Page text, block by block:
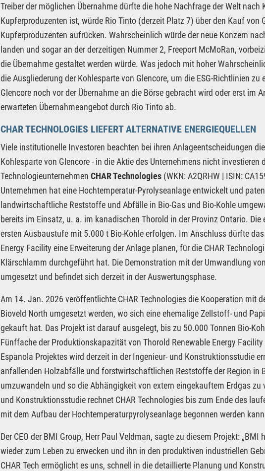
Treiber der möglichen Übernahme dürfte die hohe Nachfrage der Welt nach
Kupferproduzenten ist, würde Rio Tinto (derzeit Platz 7) über den Kauf von
Kupferproduzenten aufrücken. Wahrscheinlich würde der neue Konzern
landen und sogar an der derzeitigen Nummer 2, Freeport McMoRan,
die Übernahme gestaltet werden würde. Was jedoch mit hoher
die Ausgliederung der Kohlesparte von Glencore, um die ESG-Richtlinien
Glencore noch vor der Übernahme an die Börse gebracht wird oder erst im
erwarteten Übernahmeangebot durch Rio Tinto ab.
CHAR TECHNOLOGIES LIEFERT ALTERNATIVE ENERGIEQUELLEN
Viele institutionelle Investoren beachten bei ihren Anlageentscheidungen
Kohlesparte von Glencore - in die Aktie des Unternehmens nicht investieren
Technologieunternehmen CHAR Technologies (WKN: A2QRHW | ISIN:
Unternehmen hat eine Hochtemperatur-Pyrolyseanlage entwickelt und
landwirtschaftliche Reststoffe und Abfälle in Bio-Gas und Bio-Kohle
bereits im Einsatz, u. a. im kanadischen Thorold in der Provinz Ontario.
ersten Ausbaustufe mit 5.000 t Bio-Kohle erfolgen. Im Anschluss dürfte
Energy Facility eine Erweiterung der Anlage planen, für die CHAR
Klärschlamm durchgeführt hat. Die Demonstration mit der Umwandlung
umgesetzt und befindet sich derzeit in der Auswertungsphase.
Am 14. Jan. 2026 veröffentlichte CHAR Technologies die Kooperation mit
Bioveld North umgesetzt werden, wo sich eine ehemalige Zellstoff- und
gekauft hat. Das Projekt ist darauf ausgelegt, bis zu 50.000 Tonnen Bio-
Fünffache der Produktionskapazität von Thorold Renewable Energy
Espanola Projektes wird derzeit in der Ingenieur- und Konstruktionsstudie
anfallenden Holzabfälle und forstwirtschaftlichen Reststoffe der Region in
umzuwandeln und so die Abhängigkeit von extern eingekauftem Erdgas
und Konstruktionsstudie rechnet CHAR Technologies bis zum Ende des
mit dem Aufbau der Hochtemperaturpyrolyseanlage begonnen werden
Der CEO der BMI Group, Herr Paul Veldman, sagte zu diesem Projekt:
wieder zum Leben zu erwecken und ihn in den produktiven industriellen
CHAR Tech ermöglicht es uns, schnell in die detaillierte Planung und